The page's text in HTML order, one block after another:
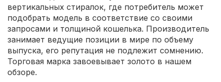
вертикальных стиралок, где потребитель может
подобрать модель в соответствие со своими
запросами и толщиной кошелька. Производитель
занимает ведущие позиции в мире по объему
выпуска, его репутация не подлежит сомнению.
Торговая марка завоевывает золото в нашем
обзоре.